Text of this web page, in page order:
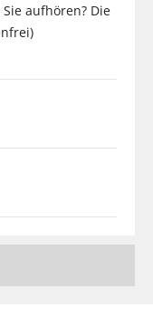
aufhören? Die